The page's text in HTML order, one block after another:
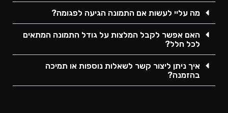
מה עליי לעשות אם התמונה הגיעה לפגומה?
האם אפשר לקבל המלצות על גודל התמונה המתאים
לכל חלל?
איך ניתן ליצור קשר לשאלות נוספות או תמיכה
בהזמנה?